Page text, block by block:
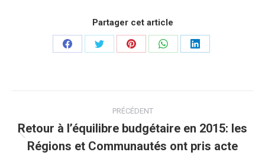
Partager cet article
PartagerPartagerPartagerPartagerPartager
article
PRÉCÉDENT
Article
précédent
Retour à l’équilibre budgétaire en 2015: les
Régions et Communautés ont pris acte